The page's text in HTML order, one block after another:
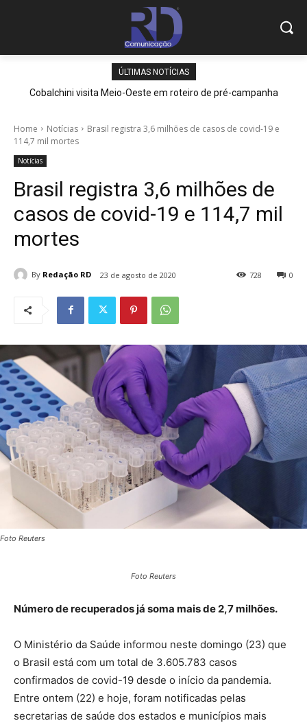
ÚLTIMAS NOTÍCIAS
Cobalchini visita Meio-Oeste em roteiro de pré-campanha
Home Notícias
Brasil registra 3,6 milhões de casos de covid-19 e
114,7 mil mortes
Notícias
Brasil registra 3,6 milhões de
casos de covid-19 e 114,7 mil
mortes
By Redação RD 23 de agosto de 2020 0
728
Foto Reuters
Foto Reuters
Número de recuperados já soma mais de 2,7 milhões.
O Ministério da Saúde informou neste domingo (23) que
o Brasil está com um total de 3.605.783 casos
confirmados de covid-19 desde o início da pandemia.
Entre ontem (22) e hoje, foram notificadas pelas
secretarias de saúde dos estados e municípios mais